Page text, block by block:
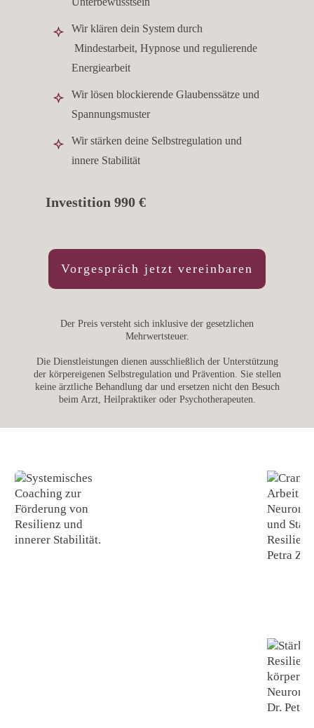
Wir klären dein System durch
Mindestarbeit, Hypnose und regulierende
Energiearbeit
Wir lösen blockierende Glaubenssätze und
Spannungsmuster
Wir stärken deine Selbstregulation und
innere Stabilität
Investition 990 €
Vorgespräch jetzt vereinbaren
Der Preis versteht sich inklusive der gesetzlichen
Mehrwertsteuer.
Die Dienstleistungen dienen ausschließlich der Unterstützung
der körpereigenen Selbstregulation und Prävention. Sie stellen
keine ärztliche Behandlung dar und ersetzen nicht den Besuch
beim Arzt, Heilpraktiker oder Psychotherapeuten.